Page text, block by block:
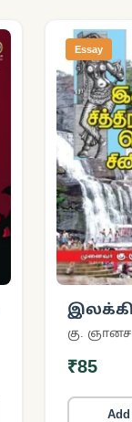
Essay
கு.
₹85